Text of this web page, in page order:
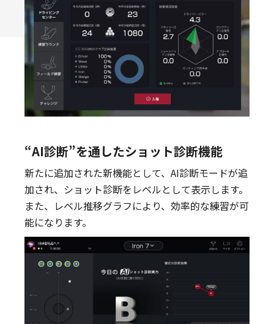
“AI診断”を通したショット診断機能
新たに追加された新機能として、AI診断モードが追
加され、ショット診断をレベルとして表示します。
また、レベル推移グラフにより、効率的な練習が可
能になります。